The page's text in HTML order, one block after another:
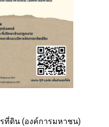
ที่ดิน (องค์การมหาชน)